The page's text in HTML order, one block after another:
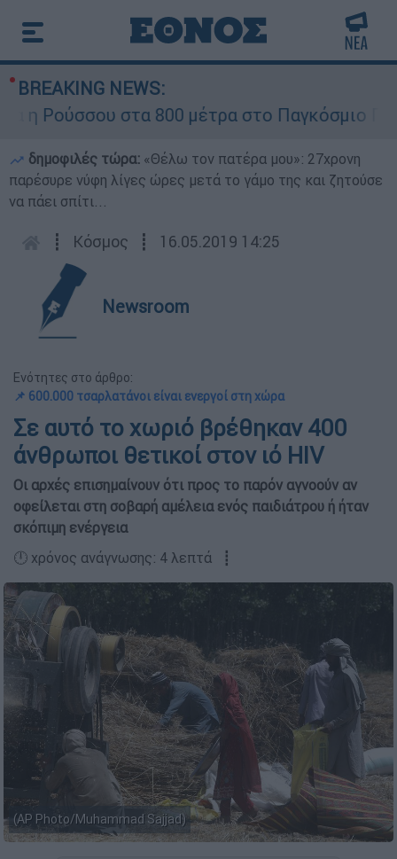
BREAKING NEWS:
Ρούσσου στα 800 μέτρα στο Παγκόσμιο
δημοφιλές τώρα: «Θέλω τον πατέρα μου»: 27χρονη
παρέσυρε νύφη λίγες ώρες μετά το γάμο της και ζητούσε
να πάει σπίτι...
┋ Κόσμος ┋ 16.05.2019 14:25
Newsroom
Ενότητες στο άρθρο:
📌 600.000 τσαρλατάνοι είναι ενεργοί στη χώρα
Σε αυτό το χωριό βρέθηκαν 400
άνθρωποι θετικοί στον ιό HIV
Οι αρχές επισημαίνουν ότι προς το παρόν αγνοούν αν
οφείλεται στη σοβαρή αμέλεια ενός παιδιάτρου ή ήταν
σκόπιμη ενέργεια
🕛 χρόνος ανάγνωσης: 4 λεπτά ┋
(AP Photo/Muhammad Sajjad)